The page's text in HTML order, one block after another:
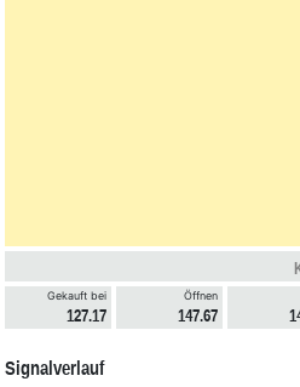
Gekauft bei
127.17
Öffnen
147.67
Signalverlauf